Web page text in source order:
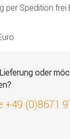
per Spedition frei
oder
+49 (0)8671